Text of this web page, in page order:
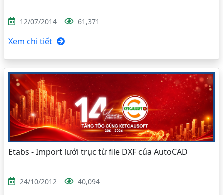
12/07/2014 61,371
Xem chi tiết
Etabs - Import lưới trục từ file DXF của AutoCAD
24/10/2012 40,094